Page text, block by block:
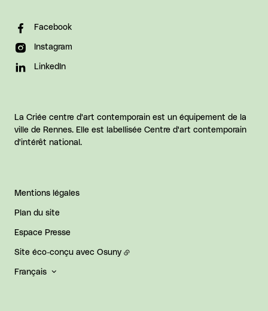
Facebook
Instagram
LinkedIn
La Criée centre d'art contemporain est un équipement de la
ville de Rennes. Elle est labellisée Centre d'art contemporain
d'intérêt national.
Mentions légales
Plan du site
Espace Presse
Site éco-conçu avec Osuny
Français